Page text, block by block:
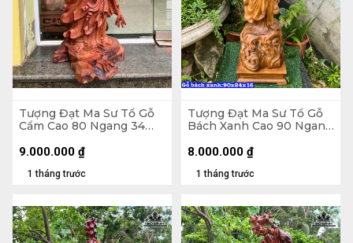
Tượng Đạt Ma Sư Tổ Gỗ
Cẩm Cao 80 Ngang 34
1 tháng trước
9.000.000 ₫
Tượng Đạt Ma Sư Tổ Gỗ
Bách Xanh Cao 90 Ngang
1 tháng trước
8.000.000 ₫